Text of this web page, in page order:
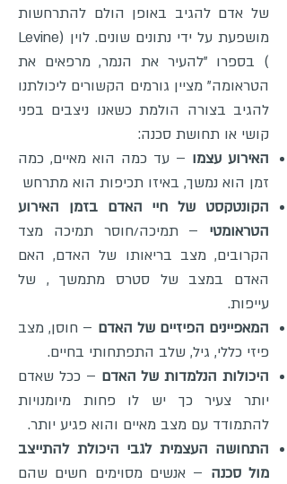
של אדם להגיב באופן הולם להתרחשות
מושפעת על ידי נתונים שונים. לוין (Levine
) בספרו "להעיר את הנמר, מרפאים את
הטראומה" מציין גורמים הקשורים ליכולתנו
להגיב בצורה הולמת כשאנו ניצבים בפני
קושי או תחושת סכנה:
האירוע עצמו – עד כמה הוא מאיים, כמה
זמן הוא נמשך, באיזו תכיפות הוא מתרחש
הקונטקסט של חיי האדם בזמן האירוע
הטראומטי – תמיכה/חוסר תמיכה מצד
הקרובים, מצב בריאותו של האדם, האם
האדם במצב של סטרס מתמשך , של
עייפות.
המאפיינים הפיזיים של האדם – חוסן, מצב
פיזי כללי, גיל, שלב התפתחותי בחיים.
היכולות הנלמדות של האדם – ככל שאדם
יותר צעיר כך יש לו פחות מיומנויות
להתמודד עם מצב מאיים והוא פגיע יותר.
התחושה העצמית לגבי היכולת להתייצב
מול סכנה – אנשים מסוימים חשים שהם